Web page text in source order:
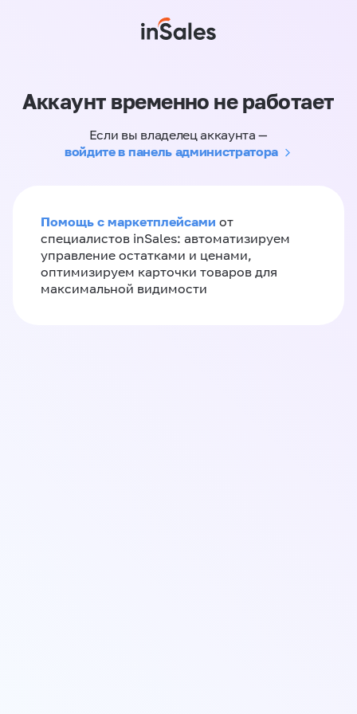
Аккаунт временно не работает
Если вы владелец аккаунта —
войдите в панель администратора
Помощь с маркетплейсами от
специалистов inSales: автоматизируем
управление остатками и ценами,
оптимизируем карточки товаров для
максимальной видимости